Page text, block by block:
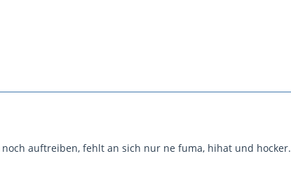
auftreiben, fehlt an sich nur ne fuma, hihat und hocker.